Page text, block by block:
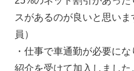
スがあるのが良いと思い
員）
・仕事で車通勤が必要に
紹介を受けて加入しまし